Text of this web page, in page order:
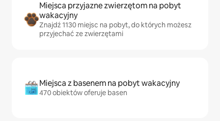
Miejsca przyjazne zwierzętom na pobyt
wakacyjny
Znajdź 1130 miejsc na pobyt, do których możesz
przyjechać ze zwierzętami
Miejsca z basenem na pobyt wakacyjny
470 obiektów oferuje basen